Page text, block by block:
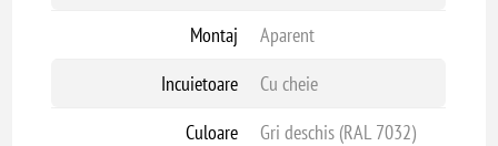
Montaj
Aparent
Incuietoare
Cu cheie
Culoare
Gri deschis (RAL 7032)